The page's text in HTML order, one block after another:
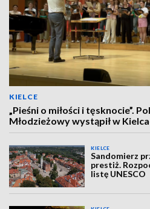
KIELCE
„Pieśni o miłości i tęsknocie”.
Młodzieżowy wystąpił w
KIELCE
Sandomierz
prestiż.
listę UNESCO